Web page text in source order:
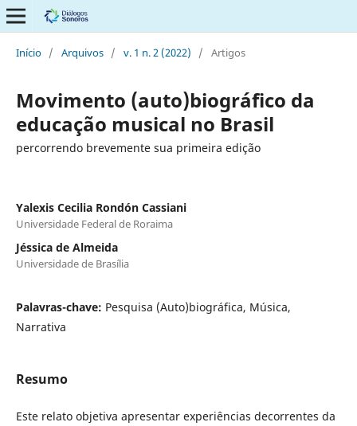
Início / Arquivos / v. 1 n. 2 (2022) / Artigos
Movimento (auto)biográfico da
educação musical no Brasil
percorrendo brevemente sua primeira edição
Yalexis Cecilia Rondón Cassiani
Universidade Federal de Roraima
Jéssica de Almeida
Universidade de Brasília
Palavras-chave: Pesquisa (Auto)biográfica, Música,
Narrativa
Resumo
Este relato objetiva apresentar experiências decorrentes da